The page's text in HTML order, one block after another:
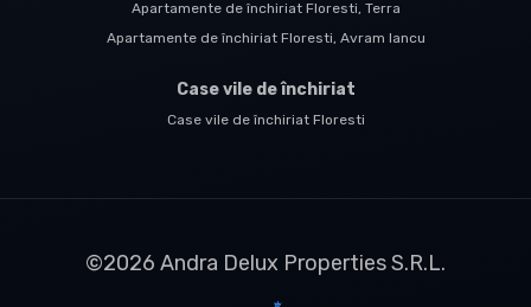
Apartamente de închiriat Floresti, Terra
Apartamente de închiriat Floresti, Avram Iancu
Case vile de închiriat
Case vile de închiriat Floresti
©2026 Andra Delux Properties S.R.L.